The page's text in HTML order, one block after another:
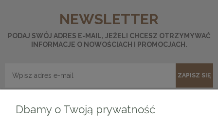
NEWSLETTER
PODAJ SWÓJ ADRES E-MAIL, JEŻELI CHCESZ OTRZYMYWAĆ
INFORMACJE O NOWOŚCIACH I PROMOCJACH.
ZAPISZ SIĘ
Dbamy o Twoją prywatność